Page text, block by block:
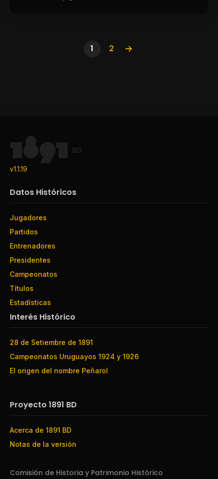
1 2
BD
v1.1.19
Datos Históricos
Jugadores
Partidos
Entrenadores
Presidentes
Campeonatos
Títulos
Estadísticas
Interés Histórico
28 de Setiembre de 1891
Campeonatos Uruguayos 1924 y 1926
El origen del nombre Peñarol
Proyecto 1891 BD
Acerca de 1891 BD
Notas de la versión
Comisión de Historia y Patrimonio Histórico